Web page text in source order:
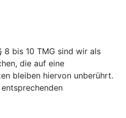
8 bis 10 TMG sind wir als
die auf eine
bleiben hiervon unberührt.